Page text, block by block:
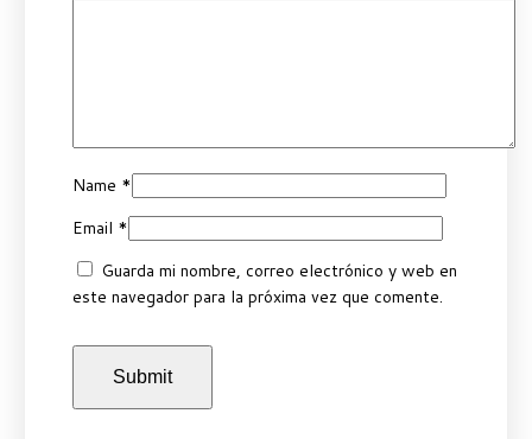
Name *
Email *
Guarda mi nombre, correo electrónico y web en
este navegador para la próxima vez que comente.